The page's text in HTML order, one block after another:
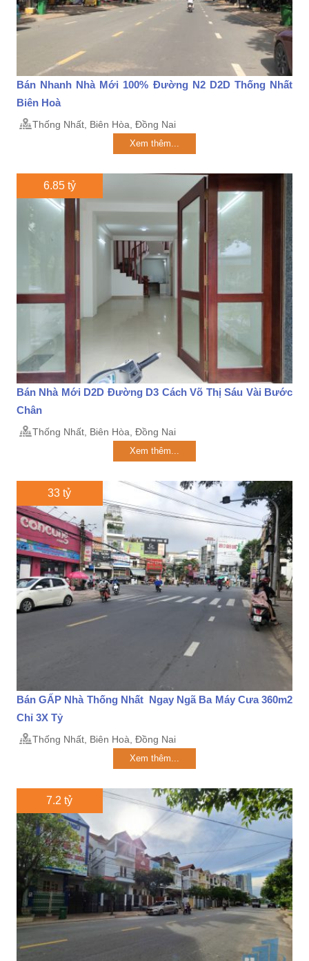
Bán Nhanh Nhà Mới 100% Đường N2 D2D Thống Nhất
Biên Hoà
Thống Nhất, Biên Hòa, Đồng Nai
Xem thêm...
6.85 tỷ
Bán Nhà Mới D2D Đường D3 Cách Võ Thị Sáu Vài Bước
Chân
Thống Nhất, Biên Hòa, Đồng Nai
Xem thêm...
33 tỷ
Bán GẤP Nhà Thống Nhất Ngay Ngã Ba Máy Cưa 360m2
Chỉ 3X Tỷ
Thống Nhất, Biên Hoà, Đồng Nai
Xem thêm...
7.2 tỷ